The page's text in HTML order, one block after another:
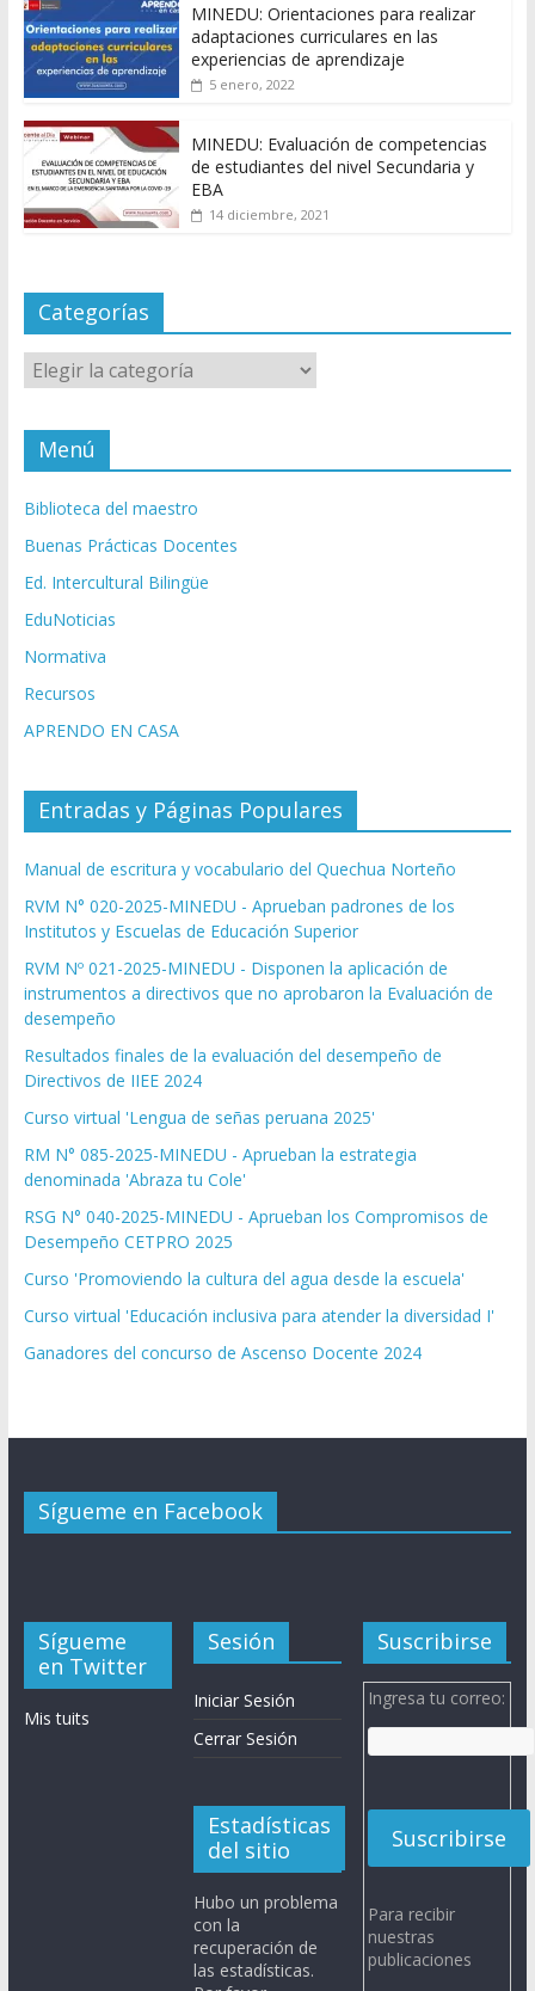
MINEDU: Orientaciones para realizar
adaptaciones curriculares en las
experiencias de aprendizaje
5 enero, 2022
MINEDU: Evaluación de competencias
de estudiantes del nivel Secundaria y
EBA
14 diciembre, 2021
Categorías
Categorías
Menú
Biblioteca del maestro
Buenas Prácticas Docentes
Ed. Intercultural Bilingüe
EduNoticias
Normativa
Recursos
APRENDO EN CASA
Entradas y Páginas Populares
Manual de escritura y vocabulario del Quechua Norteño
RVM N° 020-2025-MINEDU - Aprueban padrones de los
Institutos y Escuelas de Educación Superior
RVM Nº 021-2025-MINEDU - Disponen la aplicación de
instrumentos a directivos que no aprobaron la Evaluación de
desempeño
Resultados finales de la evaluación del desempeño de
Directivos de IIEE 2024
Curso virtual 'Lengua de señas peruana 2025'
RM N° 085-2025-MINEDU - Aprueban la estrategia
denominada 'Abraza tu Cole'
RSG N° 040-2025-MINEDU - Aprueban los Compromisos de
Desempeño CETPRO 2025
Curso 'Promoviendo la cultura del agua desde la escuela'
Curso virtual 'Educación inclusiva para atender la diversidad I'
Ganadores del concurso de Ascenso Docente 2024
Sígueme en Facebook
Sígueme
en Twitter
Mis tuits
Sesión
Iniciar Sesión
Cerrar Sesión
Estadísticas
del sitio
Hubo un problema
con la
recuperación de
las estadísticas.
Suscribirse
Ingresa tu correo:
Para recibir
nuestras
publicaciones